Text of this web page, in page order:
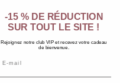
-15 % DE RÉDUCTION
SUR TOUT LE SITE !
Rejoignez notre club VIP et recevez votre cadeau
de bienvenue.